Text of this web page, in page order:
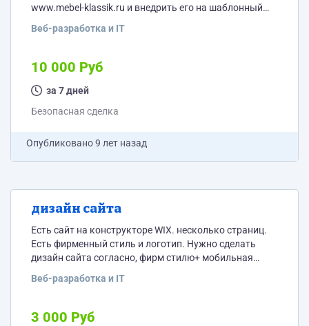
www.mebel-klassik.ru и внедрить его на шаблонный
читаю- только ватсап +79282708262
Веб-разработка и IT
10 000 Руб
за 7 дней
Безопасная сделка
Опубликовано9 лет назад
дизайн сайта
Есть сайт на конструкторе WIX. несколько страниц.
Есть фирменный стиль и логотип. Нужно сделать
дизайн сайта согласно, фирм стилю+ мобильная
Веб-разработка и IT
3 000 Руб